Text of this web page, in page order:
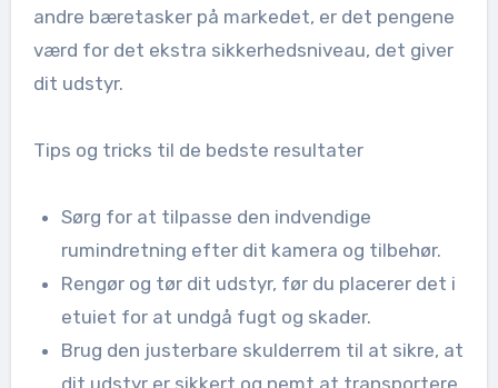
andre bæretasker på markedet, er det pengene
værd for det ekstra sikkerhedsniveau, det giver
dit udstyr.
Tips og tricks til de bedste resultater
Sørg for at tilpasse den indvendige
rumindretning efter dit kamera og tilbehør.
Rengør og tør dit udstyr, før du placerer det i
etuiet for at undgå fugt og skader.
Brug den justerbare skulderrem til at sikre, at
dit udstyr er sikkert og nemt at transportere.